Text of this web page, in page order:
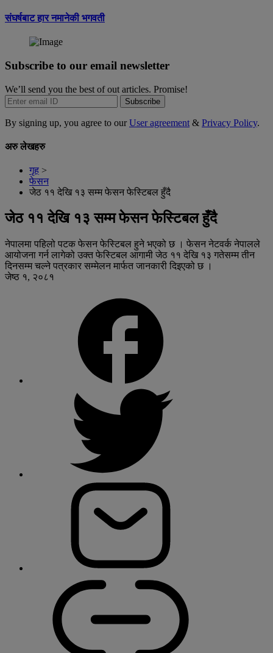
संघर्षबाट हार नमानेकी भगवती
Subscribe to our email newsletter
We’ll send you the best of out articles. Promise!
Subscribe
By signing up, you agree to ourUser agreement & Privacy Policy.
अरु लेखहरु
गृह >
फेसन
जेठ ११ देखि १३ सम्म फेसन फेस्टिबल हुँदै
जेठ ११ देखि १३ सम्म फेसन फेस्टिबल हुँदै
नेपालमा पहिलो पटक फेसन फेस्टिबल हुने भएको छ । फेसन नेटवर्क नेपालले
आयोजना गर्न लागेको उक्त फेस्टिबल आगामी जेठ ११ देखि १३ गतेसम्म तीन
दिनसम्म चल्ने पत्रकार सम्मेलन मार्फत जानकारी दिइएको छ ।
जेष्ठ १, २०८१